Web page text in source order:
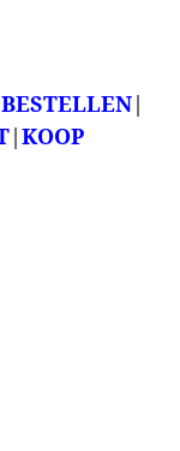
KOOP